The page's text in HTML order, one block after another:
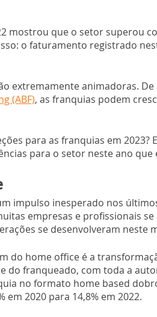
mostrou que o setor superou
o faturamento registrado
extremamente animadoras.
(ABF), as franquias podem
para as franquias em 2023?
para o setor neste ano que
impulso inesperado nos
empresas e profissionais
se desenvolveram neste
do home office é a
do franqueado, com toda a
no formato home based
2020 para 14,8% em 2022.